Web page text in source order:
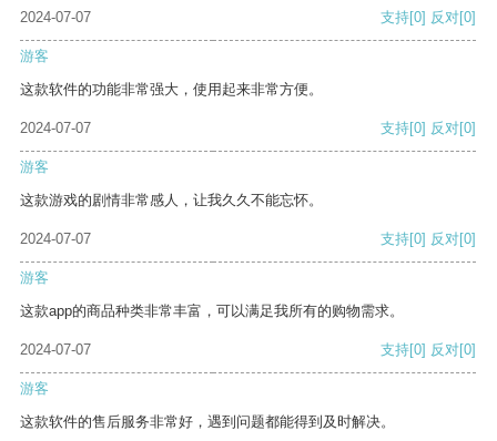
2024-07-07 支持[0] 反对[0]
游客
这款软件的功能非常强大，使用起来非常方便。
2024-07-07 支持[0] 反对[0]
游客
这款游戏的剧情非常感人，让我久久不能忘怀。
2024-07-07 支持[0] 反对[0]
游客
这款app的商品种类非常丰富，可以满足我所有的购物需求。
2024-07-07 支持[0] 反对[0]
游客
这款软件的售后服务非常好，遇到问题都能得到及时解决。